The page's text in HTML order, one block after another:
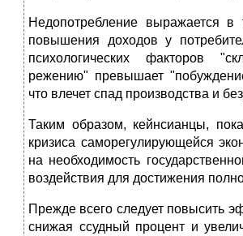
Недопотребление выражается
повышения доходов у
психологических факторов
режению" превышает
что влечет спад произ­водства и
Таким образом, кейнсианцы,
кризиса саморегу­лирующейся
на необходимость
воздействия для достижения
Прежде всего следует повысить
снижая ссудный процент и